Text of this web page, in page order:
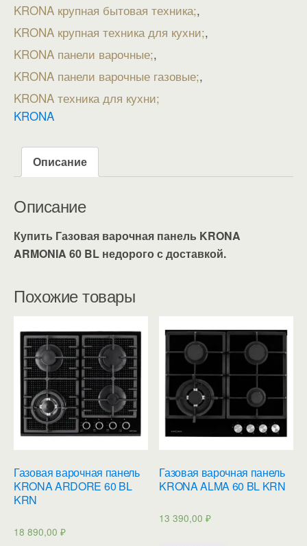
KRONA крупная бытовая техника ,
KRONA крупная техника для кухни ,
KRONA панели варочные ,
KRONA панели варочные газовые ,
KRONA техника для кухни
KRONA
Описание
Описание
Купить Газовая варочная панель KRONA
ARMONIA 60 BL недорого с доставкой.
Похожие товары
Газовая варочная панель
KRONA ARDORE 60 BL
KRN
18 890,00 ₽
Газовая варочная панель
KRONA ALMA 60 BL KRN
13 390,00₽